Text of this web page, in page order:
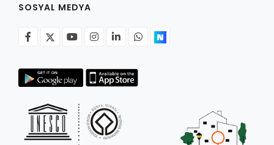
SOSYAL MEDYA